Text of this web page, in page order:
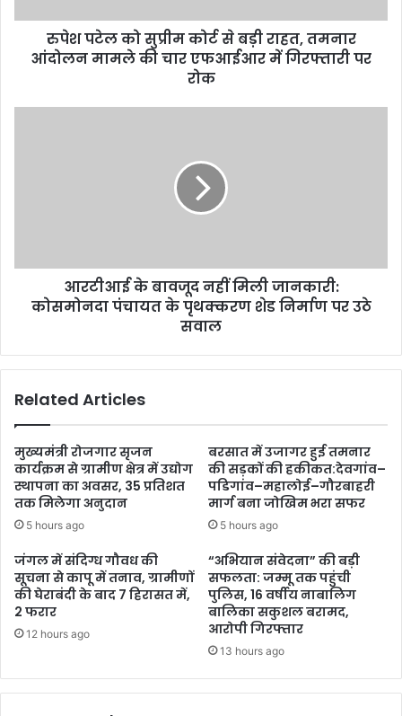
रुपेश पटेल को सुप्रीम कोर्ट से बड़ी राहत, तमनार
आंदोलन मामले की चार एफआईआर में गिरफ्तारी पर
रोक
आरटीआई के बावजूद नहीं मिली जानकारी:
कोसमोनदा पंचायत के पृथक्करण शेड निर्माण पर उठे
सवाल
Related Articles
मुख्यमंत्री रोजगार सृजन
कार्यक्रम से ग्रामीण क्षेत्र में उद्योग
स्थापना का अवसर, 35 प्रतिशत
तक मिलेगा अनुदान
5 hours ago
बरसात में उजागर हुई तमनार
की सड़कों की हकीकत:देवगांव–
पडिगांव–महालोई–गौरबाहरी
मार्ग बना जोखिम भरा सफर
5 hours ago
जंगल में संदिग्ध गौवध की
सूचना से कापू में तनाव, ग्रामीणों
की घेराबंदी के बाद 7 हिरासत में,
2 फरार
12 hours ago
“अभियान संवेदना” की बड़ी
सफलता: जम्मू तक पहुंची
पुलिस, 16 वर्षीय नाबालिग
बालिका सकुशल बरामद,
आरोपी गिरफ्तार
13 hours ago